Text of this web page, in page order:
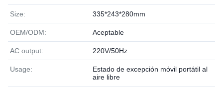
Size: 335*243*280mm
OEM/ODM: Aceptable
AC output: 220V/50Hz
Usage:
Estado de excepción móvil portátil al
aire libre